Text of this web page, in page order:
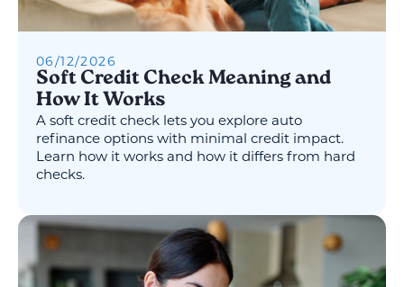
06/12/2026
Soft Credit Check Meaning and
How It Works
A soft credit check lets you explore auto
refinance options with minimal credit impact.
Learn how it works and how it differs from hard
checks.